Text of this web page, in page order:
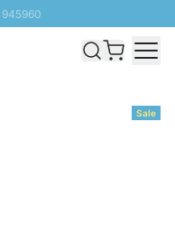
ab 100€
Sale